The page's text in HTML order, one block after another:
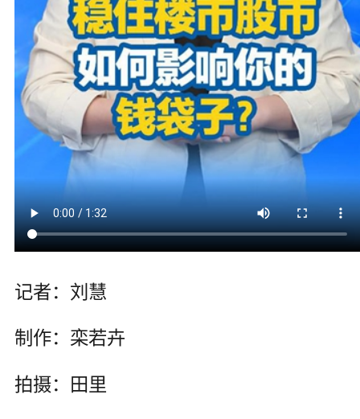
记者：刘慧
制作：栾若卉
拍摄：田里